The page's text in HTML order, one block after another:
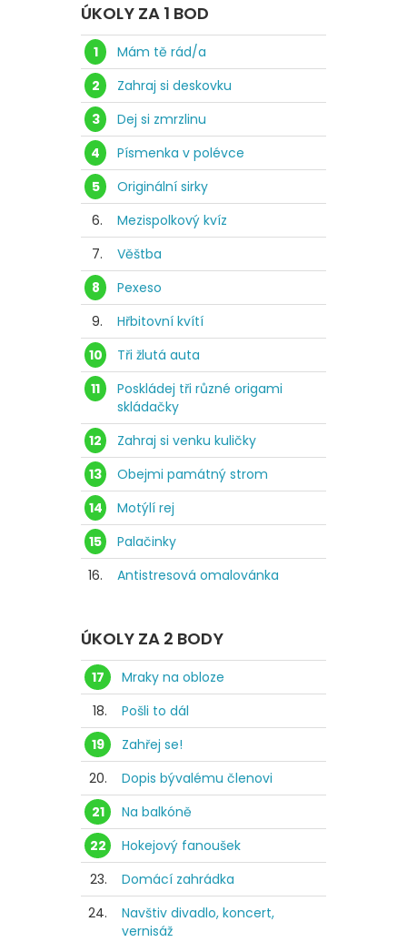
ÚKOLY ZA 1 BOD
1
Mám tě rád/a
2
Zahraj si deskovku
3
Dej si zmrzlinu
4
Písmenka v polévce
5
Originální sirky
6.
Mezispolkový kvíz
7.
Věštba
8
Pexeso
9.
Hřbitovní kvítí
10
Tři žlutá auta
11
Poskládej tři různé origami
skládačky
12
Zahraj si venku kuličky
13
Obejmi památný strom
14
Motýlí rej
15
Palačinky
16.
Antistresová omalovánka
ÚKOLY ZA 2 BODY
17
Mraky na obloze
18.
Pošli to dál
19
Zahřej se!
20.
Dopis bývalému členovi
21
Na balkóně
22
Hokejový fanoušek
23.
Domácí zahrádka
24.
Navštiv divadlo, koncert,
vernisáž